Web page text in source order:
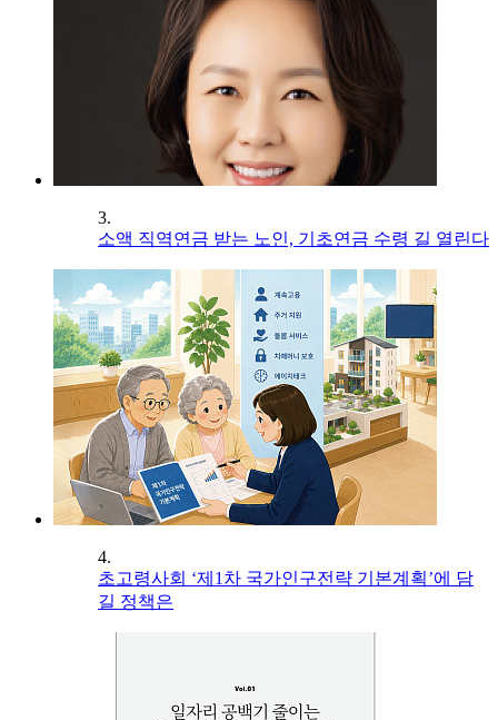
3.
소액 직역연금 받는 노인, 기초연금 수령 길 열린다
4.
초고령사회 ‘제1차 국가인구전략 기본계획’에 담
길 정책은